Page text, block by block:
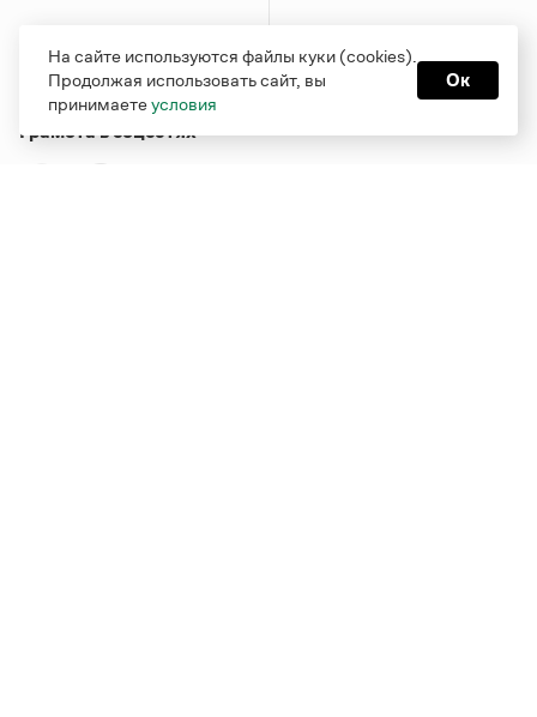
Грамота в соцсетях
На сайте используются файлы куки (cookies).
Продолжая использовать сайт, вы
принимаетеусловия
Ок